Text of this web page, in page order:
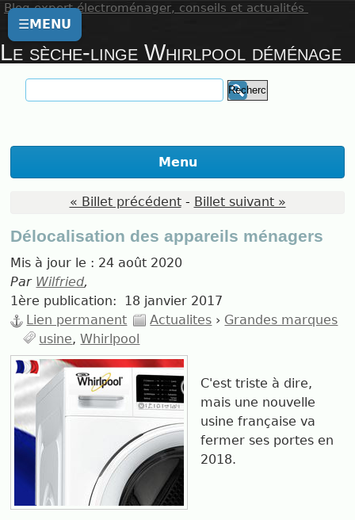
Blog expert électroménager, conseils et actualités
Le sèche-linge Whirlpool déménage
☰MENU
Menu
« Billet précédent - Billet suivant »
Délocalisation des appareils ménagers
Mis à jour le : 24 août 2020
Par Wilfried,
1ère publication: 18 janvier 2017
Lien permanent
Actualites › Grandes marques
usine
Whirlpool
C'est triste à dire,
mais une nouvelle
usine française va
fermer ses portes en
2018.